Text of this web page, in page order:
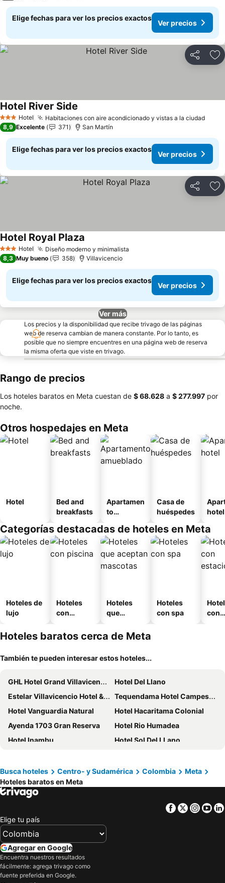
Elige fechas para ver los precios exactos
Ver precios
Compartir
3 Estrellas
Hotel Habitaciones con aire acondicionado y vistas a la ciudadVer
Hotel River Side
8,9 Excelente 371 San Martín
Elige fechas para ver los precios exactos
Ver precios
Compartir
3 Estrellas
Hotel Diseño moderno y minimalista
Hotel Royal Plaza
8,3 Muy bueno 358 Villavicencio
Elige fechas para ver los precios exactos
Ver precios
Ver más
Los precios y la disponibilidad que recibe trivago de las páginas
web de reserva cambian de manera constante. Por lo tanto, es
posible que no siempre encuentres en una página web de reserva
la misma oferta que viste en trivago.
Rango de precios
Los hoteles baratos en Meta cuestan de ‎$ 68.628 a ‎$ 277.997 por
noche.
Otros hospedajes en Meta
Hotel
Bed and
breakfasts
Apartamen
to
o
Casa de
huéspedes
hotel
Categorías destacadas de hoteles en Meta
Hoteles de
lujo
Hoteles
con
Hoteles
que
mascotas
Hoteles
con spa
con
Hoteles baratos cerca de Meta
También te pueden interesar estos hoteles...
GHL Hotel Grand Villavicencio
Hotel Del Llano
Estelar Villavicencio Hotel & Centro de Convenciones
Tequendama Hotel Campestre Villavicencio
Hotel Vanguardia Natural
Hotel Hacaritama Colonial
Ayenda 1703 Gran Reserva
Hotel Rio Humadea
Hotel Inambu
Hotel Sol Del LLano
Hotel Ariari Azul
NQ Hotel Orinoquia
Refugio Llanero Hotel Boutique
Eclipse Villavicencio
Balneario Chorillano
Terraza Hotel Villavicencio
Hotel River Side
Hotel Royal Plaza
Hotel Arpa de Aguas
Busca hoteles Centro- y Sudamérica Colombia
Meta
Hoteles baratos en Meta
Facebook
Twitter
Elige tu país
Agregar en Google
Encuentra nuestros resultados
fácilmente: agrega trivago como
fuente preferida en Google.